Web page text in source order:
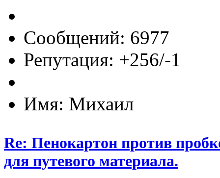
Сообщений: 6977
Репутация: +256/-1
Имя: Михаил
Re: Пенокартон против
для путевого материала.